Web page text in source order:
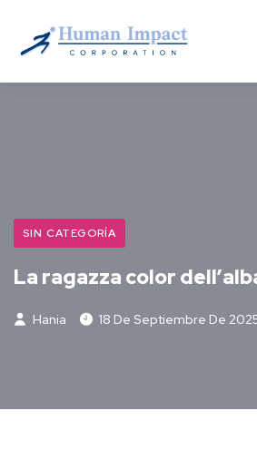
SIN CATEGORÍA
La ragazza color
Hania 18 De Septiembre De